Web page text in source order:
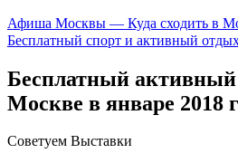
Афиша Москвы — Куда сходить в
Бесплатный спорт и активный
Бесплатный
Москве в январе 2018
Советуем Выставки